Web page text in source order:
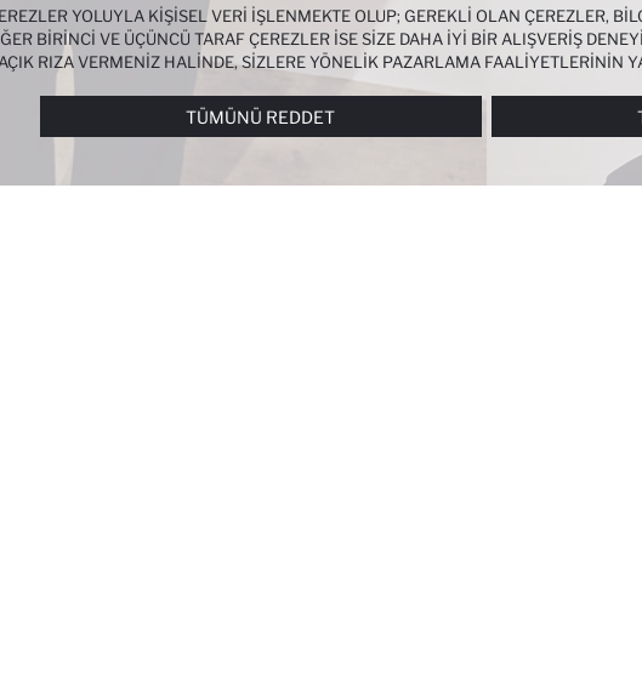
YOLUYLA KIŞISEL VERI IŞLENMEKTE OLUP; GEREKLI OLAN ÇEREZLER,
BIRINCI VE ÜÇÜNCÜ TARAF ÇEREZLER ISE SIZE DAHA IYI BIR ALIŞVERIŞ
RIZA VERMENIZ HALINDE, SIZLERE YÖNELIK PAZARLAMA
PANELI ARACILIĞIYLA HER ZAMAN YÖNETEBILIR,
TÜMÜNÜ REDDET